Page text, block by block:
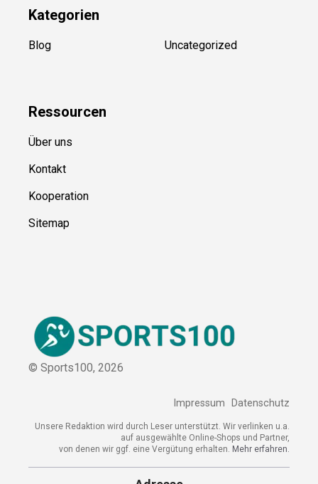
Kategorien
Blog Uncategorized
Ressourcen
Über uns
Kontakt
Kooperation
Sitemap
© Sports100, 2026
Impressum Datenschutz
Unsere Redaktion wird durch Leser unterstützt. Wir verlinken u.a.
auf ausgewählte Online-Shops und Partner,
von denen wir ggf. eine Vergütung erhalten. Mehr erfahren.